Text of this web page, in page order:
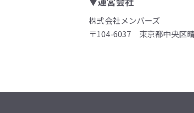
株式会社メンバーズ
〒104-6037 東京都中央区晴